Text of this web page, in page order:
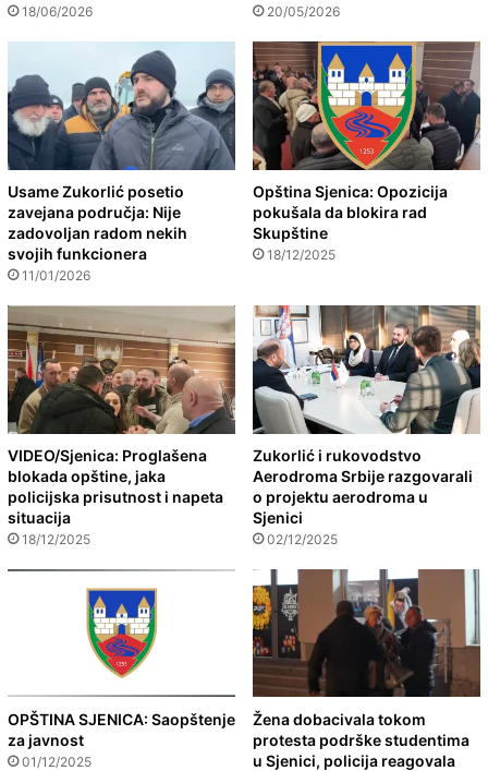
18/06/2026 20/05/2026
Usame Zukorlić posetio
zavejana područja: Nije
zadovoljan radom nekih
svojih funkcionera
11/01/2026
Opština Sjenica: Opozicija
pokušala da blokira rad
Skupštine
18/12/2025
VIDEO/Sjenica: Proglašena
blokada opštine, jaka
policijska prisutnost i napeta
situacija
18/12/2025
Zukorlić i rukovodstvo
Aerodroma Srbije razgovarali
o projektu aerodroma u
Sjenici
02/12/2025
OPŠTINA SJENICA: Saopštenje
za javnost
01/12/2025
Žena dobacivala tokom
protesta podrške studentima
u Sjenici, policija reagovala